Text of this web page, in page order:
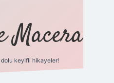
Macera
keyifli hikayeler!